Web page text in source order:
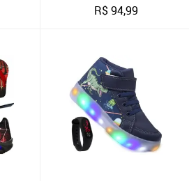
R$94,99